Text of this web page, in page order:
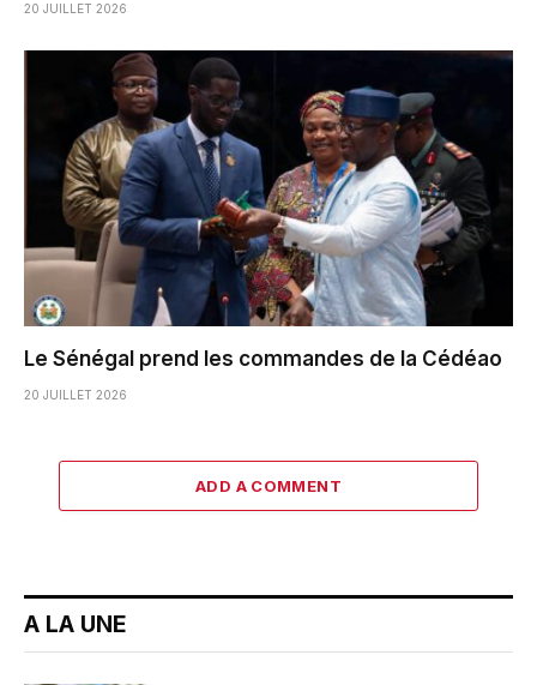
20 JUILLET 2026
Le Sénégal prend les commandes de la Cédéao
20 JUILLET 2026
ADD A COMMENT
A LA UNE